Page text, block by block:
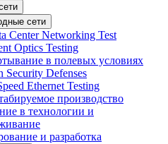
сети
Center Networking Test
Optics Testing
в полевых условиях
Security Defenses
Ethernet Testing
производство
в технологии и
и разработка